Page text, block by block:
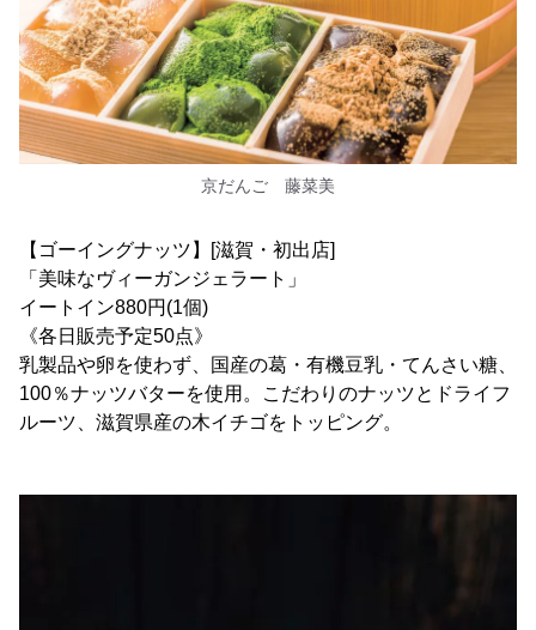
京だんご 藤菜美
【ゴーイングナッツ】[滋賀・初出店]
「美味なヴィーガンジェラート」
イートイン880円(1個)
《各日販売予定50点》
乳製品や卵を使わず、国産の葛・有機豆乳・てんさい糖、
100％ナッツバターを使用。こだわりのナッツとドライフ
ルーツ、滋賀県産の木イチゴをトッピング。